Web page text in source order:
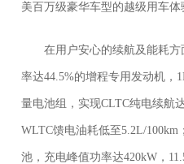
美百万级豪华车型的越级用车体
在用户安心的续航及能耗
率达44.5%的增程专用发动机，
量电池组，实现CLTC纯电续航
WLTC馈电油耗低至5.2L/
池，充电峰值功率达420kW，